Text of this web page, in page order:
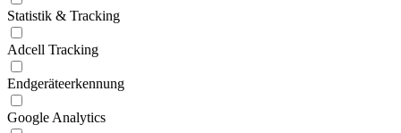
Statistik & Tracking
Adcell Tracking
Endgeräteerkennung
Google Analytics